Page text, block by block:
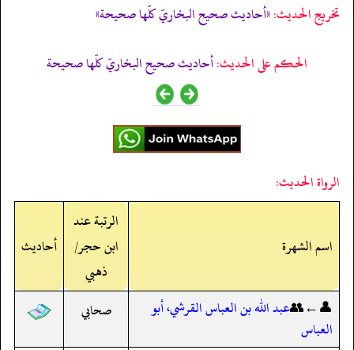
تخریج الحدیث:«أحاديث صحيح البخاريّ كلّها صحيحة»
الحكم على الحديث:أحاديث صحيح البخاريّ كلّها صحيحة
الرواة الحديث:
اسم الشهرة
الرتبة عند
ابن حجر/
ذهبي
أحاديث
👤←👥عبد الله بن العباس القرشي، أبو
العباس
صحابي